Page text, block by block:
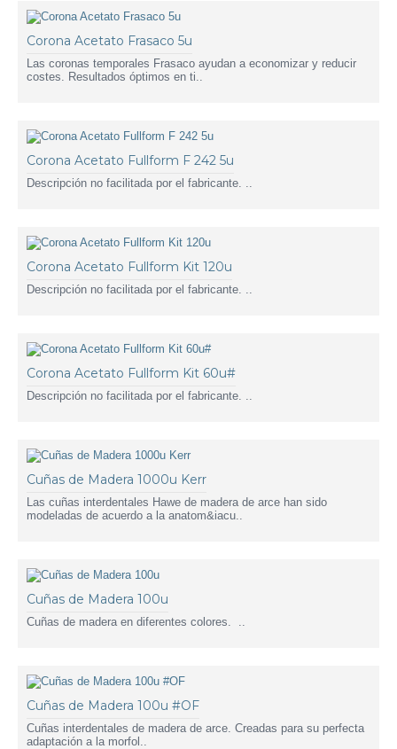
Corona Acetato Frasaco 5u
Las coronas temporales Frasaco ayudan a economizar y reducir
costes. Resultados óptimos en ti..
Corona Acetato Fullform F 242 5u
Descripción no facilitada por el fabricante. ..
Corona Acetato Fullform Kit 120u
Descripción no facilitada por el fabricante. ..
Corona Acetato Fullform Kit 60u#
Descripción no facilitada por el fabricante. ..
Cuñas de Madera 1000u Kerr
Las cuñas interdentales Hawe de madera de arce han sido
modeladas de acuerdo a la anatom&iacu..
Cuñas de Madera 100u
Cuñas de madera en diferentes colores. ..
Cuñas de Madera 100u #OF
Cuñas interdentales de madera de arce. Creadas para su perfecta
adaptación a la morfol..